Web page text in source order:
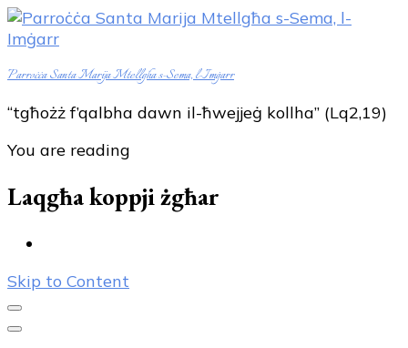
Parroċċa Santa Marija Mtellgħa s-Sema, l-Imġarr
“tgħożż f’qalbha dawn il-ħwejjeġ kollha” (Lq2,19)
You are reading
Laqgħa koppji żgħar
Skip to Content